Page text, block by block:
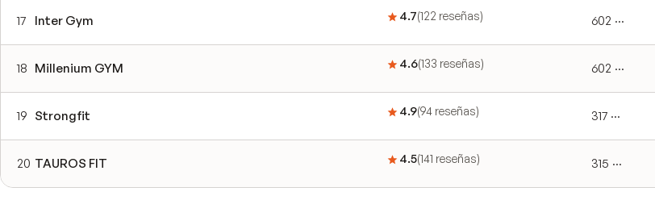
17 Inter Gym 4.7(122 reseñas) 602 ···
18 Millenium GYM 4.6(133 reseñas) 602 ···
19 Strongfit 4.9(94 reseñas) 317 ···
20 TAUROS FIT 4.5(141 reseñas) 315 ···